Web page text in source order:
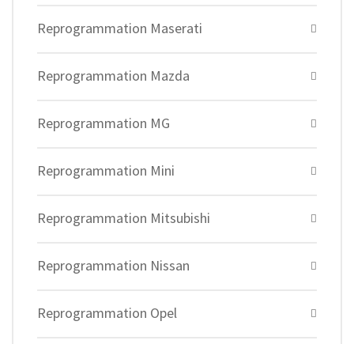
Reprogrammation Maserati
Reprogrammation Mazda
Reprogrammation MG
Reprogrammation Mini
Reprogrammation Mitsubishi
Reprogrammation Nissan
Reprogrammation Opel